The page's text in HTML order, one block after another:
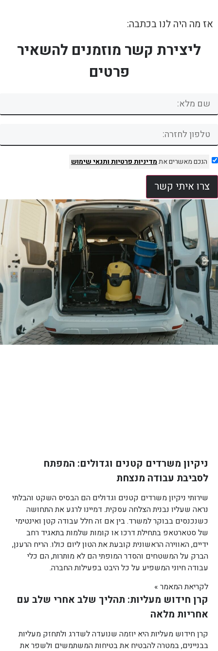
אז מה היה לנו בכתבה:
ליצירת קשר מוזמנים להשאיר
פרטים
הנכם מאשרים אתמדיניות פרטיותותנאי שימוש
צרו איתי קשר
ניקיון משרדים קטנים וגדולים: המפתח
לסביבת עבודה מנצחת
שירותי ניקיון משרדים קטנים וגדולים הם הבסיס השקט והבלתי
נראה שעליו נבנית הצלחה עסקית. דמיינו לרגע את התחושה
כשנכנסים בבוקר למשרד. בין אם זה חלל עבודה קטן ואינטימי
של סטארטאפ בתחילת דרכו או קומות שלמות בתאגיד רחב
ידיים, האווירה הראשונית קובעת את הטון ליום כולו. הריח הרענן,
הברק על המשטחים והסדר המופתי הם לא מותרות, הם כלי
עבודה חיוני המשפיע על כל היבט בפעילות החברה.
לקריאת המאמר »
קרן חידוש מעליות: תהליך שלב אחרי שלב עם
אחריות מלאה
קרן חידוש מעליות היא יוזמה שנועדה לשדרג ולתחזק מעליות
בבניינים, במטרה להבטיח את בטיחות המשתמשים ולשפר את